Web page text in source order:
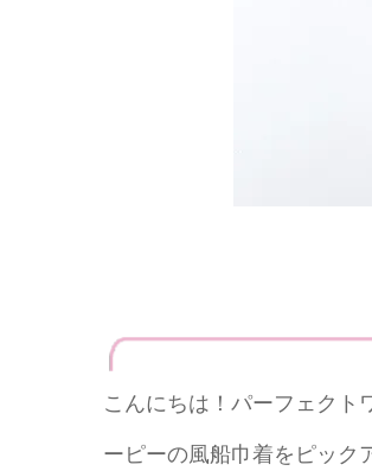
こんにちは！パーフェクト
ーピーの風船巾着をピック